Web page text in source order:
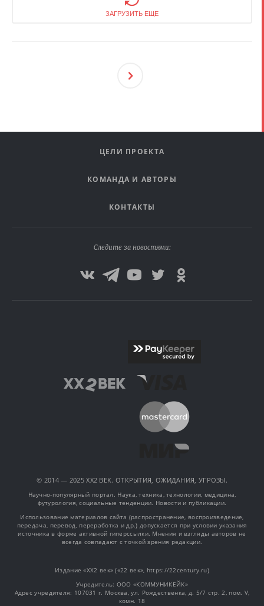
ЗАГРУЗИТЬ ЕЩЕ
Ующ
ЦЕЛИ ПРОЕКТА
КОМАНДА И АВТОРЫ
КОНТАКТЫ
Следите за новостями:
© 2014 — 2025 XX2 ВЕК. ОТКРЫТИЯ, ОЖИДАНИЯ, УГРОЗЫ.
Научно-популярный портал. Наука, техника, технологии, медицина,
футурология, социальные тенденции. Новости и публикации.
Использование материалов сайта (распространение, воспроизведение,
передача, перевод, переработка и др.) допускается при условии указания
источника в форме активной гиперссылки. Мнения и взгляды авторов не
всегда совпадают с точкой зрения редакции.
Издание «XX2 век» («22 век», https://22century.ru)
Учредитель: OOO «КОММУНИКЕЙК»
Адрес учредителя: 107031 г. Москва, ул. Рождественка, д. 5/7 стр. 2, пом. V,
комн. 18